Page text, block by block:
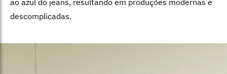
ao azul do jeans, resultando em produções modernas e
descomplicadas.